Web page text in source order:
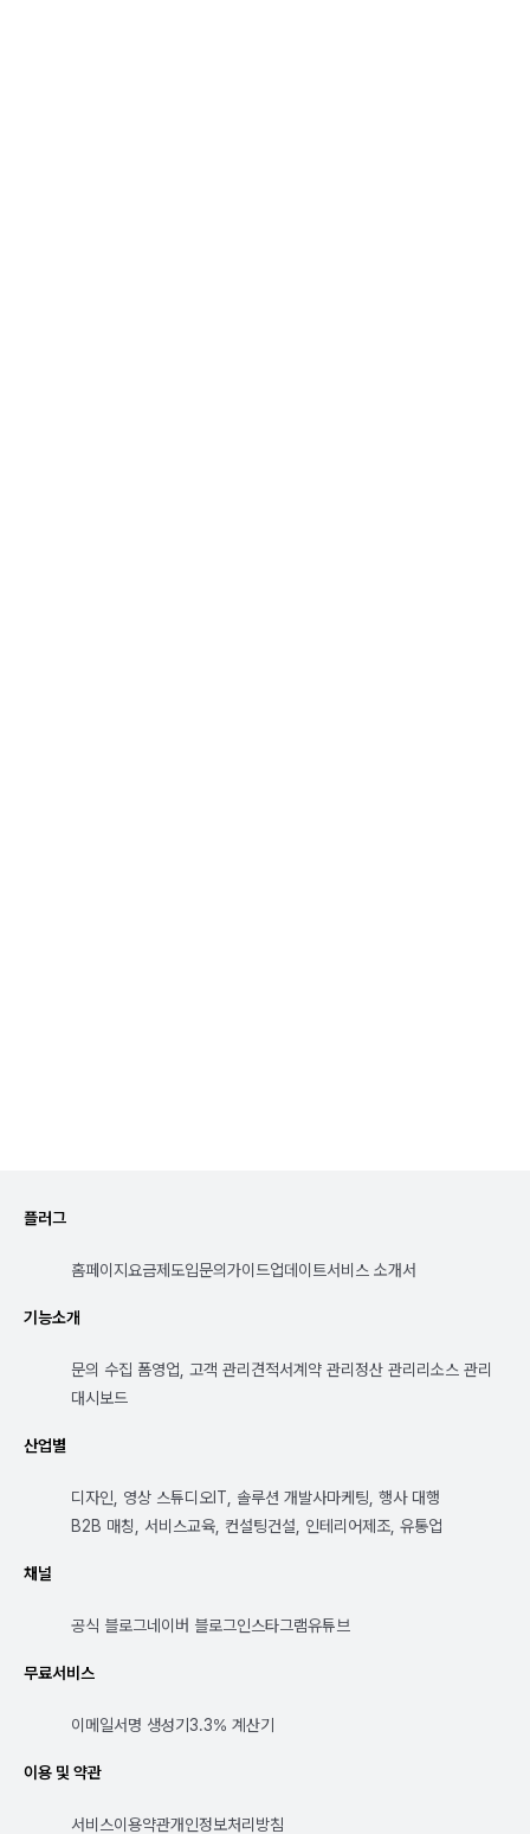
플러그
홈페이지요금제 도입문의가이드업데이트서비스 소개서
기능소개
문의 수집 폼영업, 고객 관리 견적서계약 관리 정산 관리 리소스 관리
대시보드
산업별
디자인, 영상 스튜디오 IT, 솔루션 개발사마케팅, 행사 대행
B2B 매칭, 서비스교육, 컨설팅건설, 인테리어제조, 유통업
채널
공식 블로그네이버 블로그인스타그램유튜브
무료서비스
이메일서명 생성기 3.3% 계산기
이용 및 약관
서비스이용약관개인정보처리방침